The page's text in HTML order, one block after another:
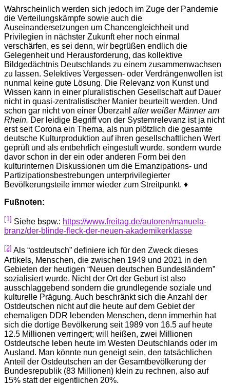
Wahrscheinlich werden sich jedoch im Zuge der Pandemie
die Verteilungskämpfe sowie auch die
Auseinandersetzungen um Chancengleichheit und
Privilegien in nächster Zukunft eher noch einmal
verschärfen, es sei denn, wir begrüßen endlich die
Gelegenheit und Herausforderung, das kollektive
Bildgedächtnis Deutschlands zu einem zusammenwachsen
zu lassen. Selektives Vergessen- oder Verdrängenwollen ist
nunmal keine gute Lösung. Die Relevanz von Kunst und
Wissen kann in einer pluralistischen Gesellschaft auf Dauer
nicht in quasi-zentralistischer Manier beurteilt werden. Und
schon gar nicht von einer Überzahl alter weißer Männer am
Rhein. Der leidige Begriff von der Systemrelevanz ist ja nicht
erst seit Corona ein Thema, als nun plötzlich die gesamte
deutsche Kulturproduktion auf ihren gesellschaftlichen Wert
geprüft und als entbehrlich eingestuft wurde, sondern wurde
davor schon in der ein oder anderen Form bei den
kulturinternen Diskussionen um die Emanzipations- und
Partizipationsbestrebungen unterprivilegierter
Bevölkerungsteile immer wieder zum Streitpunkt. ♦
Fußnoten:
[1] Siehe bspw.: https://www.freitag.de/autoren/manuela-
branz/der-blinde-fleck-der-neuen-akademikerklasse
[2] Als “ostdeutsch” definiere ich für den Zweck dieses
Artikels, Menschen, die zwischen 1949 und 2021 in den
Gebieten der heutigen “Neuen deutschen Bundesländern”
sozialisiert wurde. Nicht der Ort der Geburt ist also
ausschlaggebend sondern die grundlegende soziale und
kulturelle Prägung. Auch beschränkt sich die Anzahl der
Ostdeutschen nicht auf die heute auf dem Gebiet der
ehemaligen DDR lebenden Menschen, denn immerhin hat
sich die dortige Bevölkerung seit 1989 von 16.5 auf heute
12.5 Millionen verringert; will heißen, zwei Millionen
Ostdeutsche leben heute im Westen Deutschlands oder im
Ausland. Man könnte nun geneigt sein, den tatsächlichen
Anteil der Ostdeutschen an der Gesamtbevölkerung der
Bundesrepublik (83 Millionen) klein zu rechnen, also auf
15% statt der eigentlichen 20%.